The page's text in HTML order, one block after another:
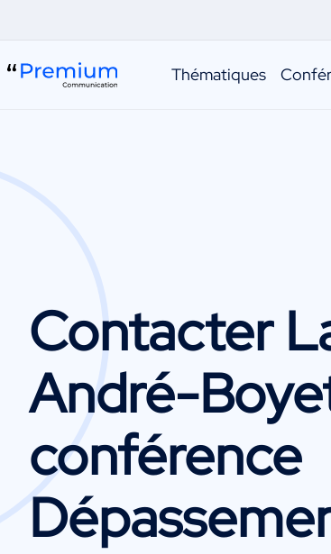
Thématiques
Contacter
André-
conférence